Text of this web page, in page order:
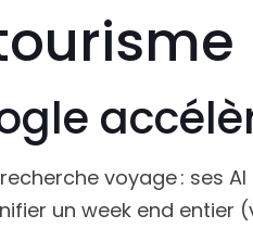
voyage : ses
un week end entier